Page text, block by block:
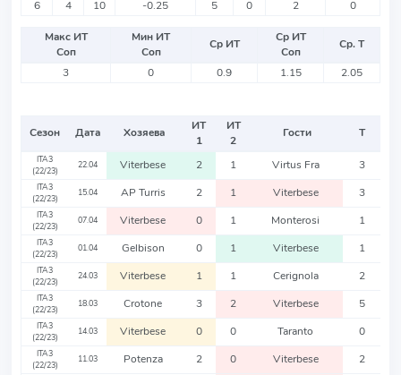
6
4 10 -0.25 5 0 2 0
Макс ИТ
Соп
Мин ИТ
Соп
Ср ИТ
Ср ИТ
Соп
Ср. Т
3
0 0.9 1.15 2.05
Сезон Дата Хозяева
ИТ
1
ИТ
2
Гости Т
ITA3
(22/23)
22.04 Viterbese 2 1 Virtus Fra 3
ITA3
(22/23)
15.04 AP Turris 2 1 Viterbese 3
ITA3
(22/23)
07.04 Viterbese 0 1 Monterosi 1
ITA3
(22/23)
01.04 Gelbison 0 1 Viterbese 1
ITA3
(22/23)
24.03 Viterbese 1 1 Cerignola 2
ITA3
(22/23)
18.03 Crotone 3 2 Viterbese 5
ITA3
(22/23)
14.03 Viterbese 0 0 Taranto 0
ITA3
(22/23)
11.03 Potenza 2 0 Viterbese 2